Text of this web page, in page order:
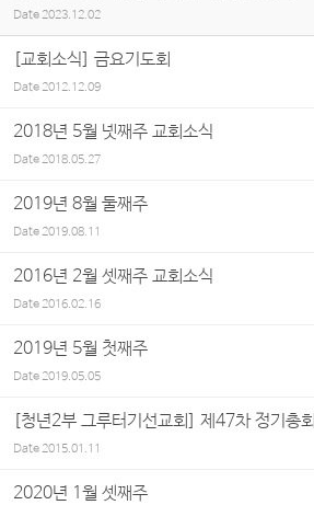
Date 2023.12.02
[교회소식] 금요기도회
Date2012.12.09
2018년 5월 넷째주 교회소식
Date2018.05.27
2019년 8월 둘째주
Date2019.08.11
2016년 2월 셋째주 교회소식
Date2016.02.16
2019년 5월 첫째주
Date2019.05.05
[청년2부 그루터기선교회] 제47차 정기총회
Date2015.01.11
2020년 1월 셋째주